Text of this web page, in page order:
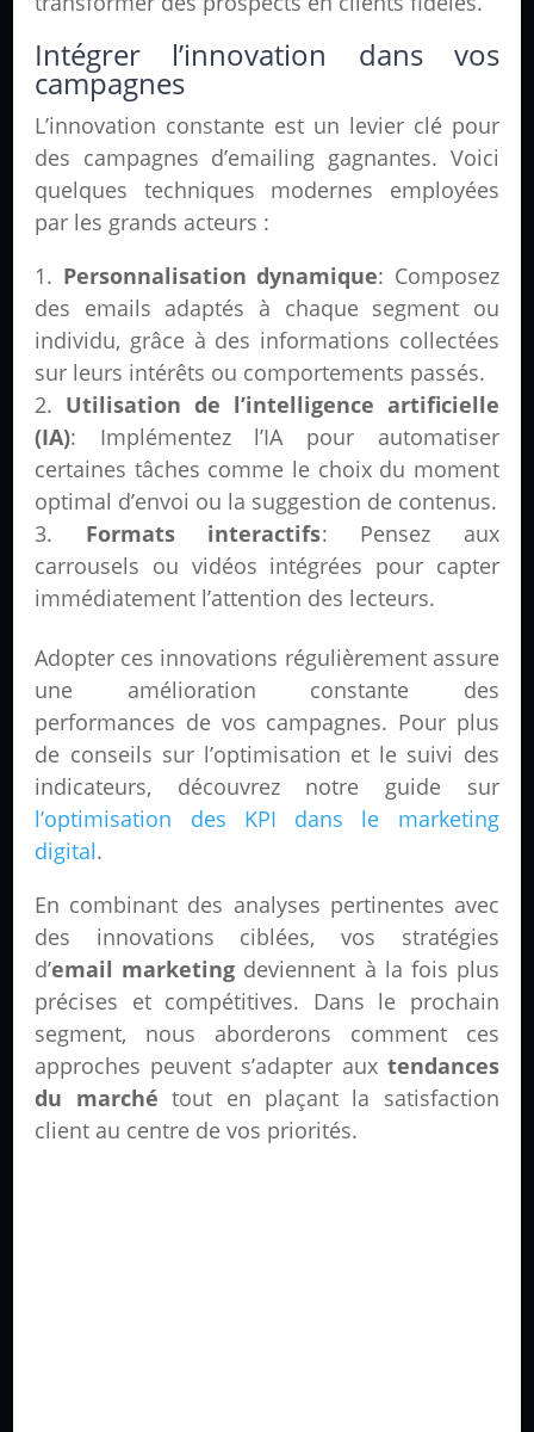
Intégrer l’innovation dans vos
campagnes
L’innovation constante est un levier clé pour
des campagnes d’emailing gagnantes. Voici
quelques techniques modernes employées
par les grands acteurs :
Personnalisation dynamique: Composez
des emails adaptés à chaque segment ou
individu, grâce à des informations collectées
sur leurs intérêts ou comportements passés.
Utilisation de l’intelligence artificielle
(IA): Implémentez l’IA pour automatiser
certaines tâches comme le choix du moment
optimal d’envoi ou la suggestion de contenus.
Formats interactifs: Pensez aux
carrousels ou vidéos intégrées pour capter
immédiatement l’attention des lecteurs.
Adopter ces innovations régulièrement assure
une amélioration constante des
performances de vos campagnes. Pour plus
de conseils sur l’optimisation et le suivi des
indicateurs, découvrez notre guide sur
l’optimisation des KPI dans le marketing
digital.
En combinant des analyses pertinentes avec
des innovations ciblées, vos stratégies
d’email marketing deviennent à la fois plus
précises et compétitives. Dans le prochain
segment, nous aborderons comment ces
approches peuvent s’adapter aux tendances
du marché tout en plaçant la satisfaction
client au centre de vos priorités.